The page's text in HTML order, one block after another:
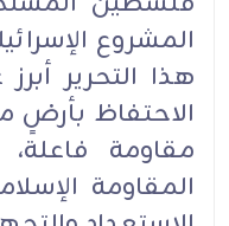
المشروع
هذا التحرير
الاحتفاظ بأرضٍ
مقاومة
المقاومة